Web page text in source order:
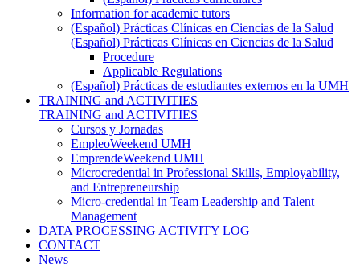
Information for academic tutors
(Español) Prácticas Clínicas en Ciencias de la Salud
(Español) Prácticas Clínicas en Ciencias de la Salud
Procedure
Applicable Regulations
(Español) Prácticas de estudiantes externos en la UMH
TRAINING and ACTIVITIES
TRAINING and ACTIVITIES
Cursos y Jornadas
EmpleoWeekend UMH
EmprendeWeekend UMH
Microcredential in Professional Skills, Employability,
and Entrepreneurship
Micro-credential in Team Leadership and Talent
Management
DATA PROCESSING ACTIVITY LOG
CONTACT
News